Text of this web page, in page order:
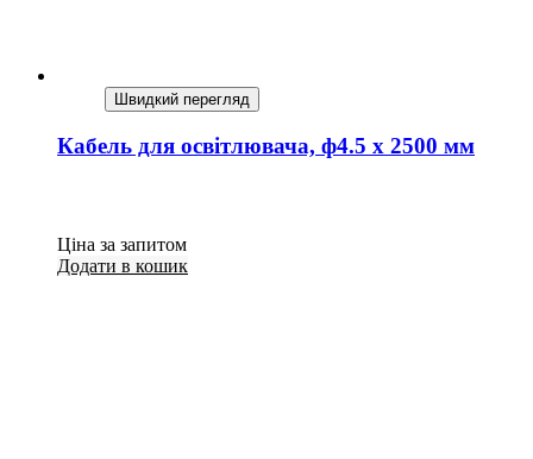
Швидкий перегляд
Кабель для освітлювача, ф4.5 х 2500 мм
Ціна за запитом
Додати в кошик